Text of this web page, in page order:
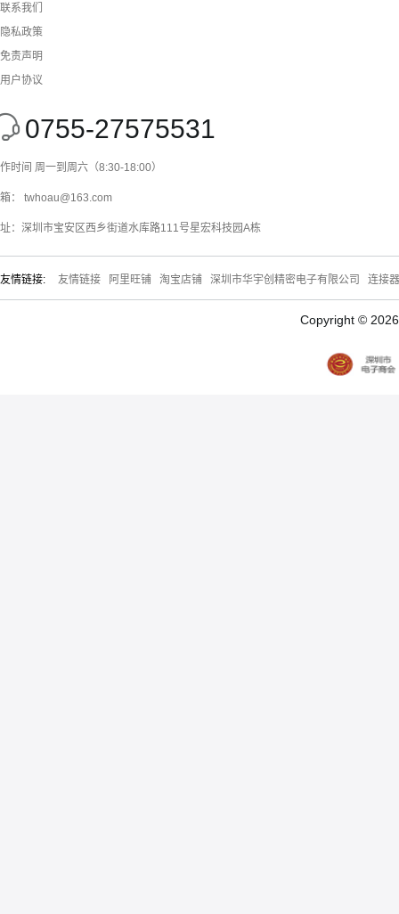
联系我们
隐私政策
免责声明
用户协议
0755-27575531
时间 周一到周六（8:30-18:00）
： twhoau@163.com
：深圳市宝安区西乡街道水库路111号星宏科技园A栋
友情链接: 友情链接 阿里旺铺 淘宝店铺 深圳市华宇创精密电子有限公司 连接
Copyright ©